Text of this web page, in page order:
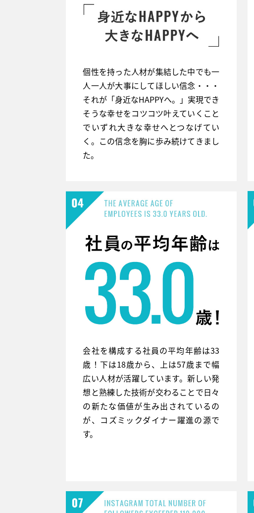
個性を持った人材が集結した中でも一
人一人が大事にしてほしい信念・・・
それが「身近なHAPPYへ。」実現でき
そうな幸せをコツコツ叶えていくこと
でいずれ大きな幸せへとつなげてい
く。この信念を胸に歩み続けてきまし
た。
会社を構成する社員の平均年齢は33
歳！下は18歳から、上は57歳まで幅
広い人材が活躍しています。新しい発
想と熟練した技術が交わることで日々
の新たな価値が生み出されているの
が、コズミックダイナー躍進の源で
す。